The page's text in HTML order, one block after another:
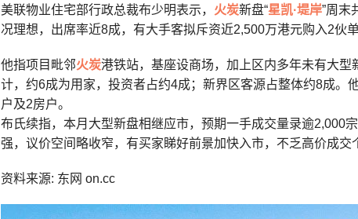
美联物业住宅部行政总裁布少明表示， 火炭新盘“星凯·堤岸”周末
况理想，出席率近8成，有大手客拟斥资近2,500万港元购入2伙单
他指项目毗邻火炭港铁站，基座设商场，加上区内多年未有大
计，约6成为用家，投资者占约4成；新界区客源占整体约8成。
户及2房户。
布氏续指，本月大型新盘相继应市，预期一手成交量录逾2,000
强，议价空间略收窄，有买家睇好前景加快入市，不乏高价成交
资料来源: 东网 on.cc